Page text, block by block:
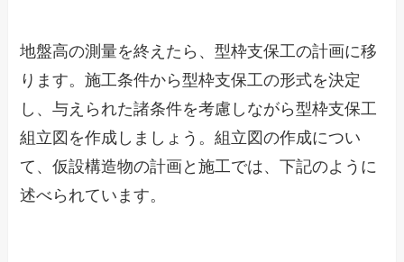
地盤高の測量を終えたら、型枠支保工の計画に移
ります。施工条件から型枠支保工の形式を決定
し、与えられた諸条件を考慮しながら型枠支保工
組立図を作成しましょう。組立図の作成につい
て、仮設構造物の計画と施工では、下記のように
述べられています。